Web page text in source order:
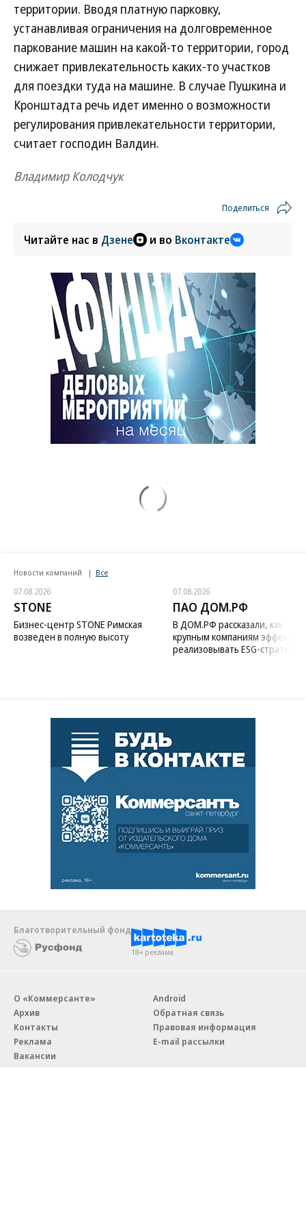
территории. Вводя платную парковку,
устанавливая ограничения на долговременное
паркование машин на какой-то территории, город
снижает привлекательность каких-то участков
для поездки туда на машине. В случае Пушкина и
Кронштадта речь идет именно о возможности
регулирования привлекательности территории,
считает господин Валдин.
Владимир Колодчук
Поделиться
Читайте нас в Дзене и во Вконтакте
Новости компаний Все
07.08.2026
STONE
Бизнес-центр STONE Римская
возведен в полную высоту
07.08.2026
ПАО ДОМ.РФ
В ДОМ.РФ рассказали, как
крупным компаниям
реализовывать ESG-стратегию
Благотворительный фонд
18+ реклама
О «Коммерсанте»
Архив
Контакты
Реклама
Вакансии
Android
Обратная связь
Правовая информация
E-mail рассылки